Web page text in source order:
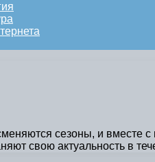
сезоны, и вместе
свою актуальность в